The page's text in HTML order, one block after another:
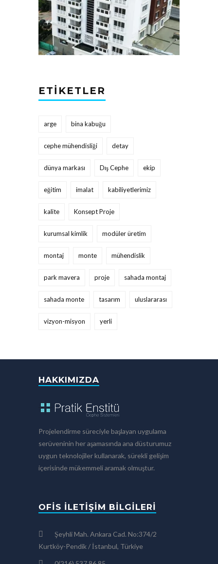
ETIKETLER
arge bina kabuğu
cephe mühendisliği detay
dünya markası Dış Cephe ekip
eğitim imalat kabiliyetlerimiz
kalite Konsept Proje
kurumsal kimlik modüler üretim
montaj monte mühendislik
park mavera proje sahada montaj
sahada monte tasarım uluslararası
vizyon-misyon yerli
HAKKIMIZDA
Projelendirme süreciyle başlayan uygulama
serüveninin her aşamasında ana düsturumuz
uygun teknolojiler kullanarak, sürekli gelişim
içerisinde mükemmeli aramak olmuştur.
OFIS İLETIŞIM BILGILERI
Şeyhli Mah. Ankara Cad. No:374/2
Kurtköy-Pendik / İstanbul, Türkiye